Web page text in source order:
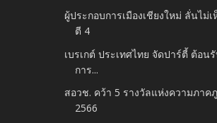
ผู้ประกอบการเมืองเชียงใหม่ ลั่นไม่
ตี 4
เบรเกต์ ประเทศไทย จัดปาร์ตี้ ต้อน
การ...
สอวช. คว้า 5 รางวัลแห่งความภาค
2566